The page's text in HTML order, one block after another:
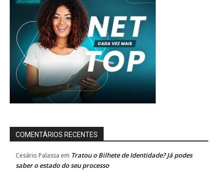
COMENTÁRIOS RECENTES
Cesário Palassa em Tratou o Bilhete de Identidade? Já podes
saber o estado do seu processo